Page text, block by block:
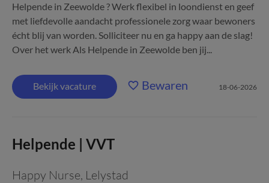
Helpende in Zeewolde ? Werk flexibel in loondienst en geef
met liefdevolle aandacht professionele zorg waar bewoners
écht blij van worden. Solliciteer nu en ga happy aan de slag!
Over het werk Als Helpende in Zeewolde ben jij...
Bekijk vacature Bewaren 18-06-2026
Helpende | VVT
Happy Nurse, Lelystad